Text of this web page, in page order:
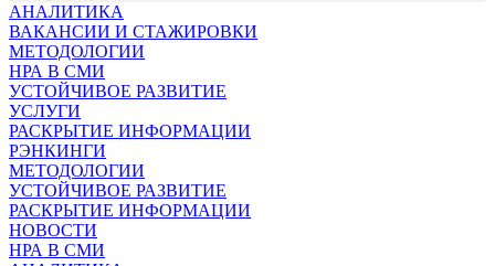
АНАЛИТИКА
ВАКАНСИИ И СТАЖИРОВКИ
МЕТОДОЛОГИИ
НРА В СМИ
УСТОЙЧИВОЕ РАЗВИТИЕ
УСЛУГИ
РАСКРЫТИЕ ИНФОРМАЦИИ
РЭНКИНГИ
МЕТОДОЛОГИИ
УСТОЙЧИВОЕ РАЗВИТИЕ
РАСКРЫТИЕ ИНФОРМАЦИИ
НОВОСТИ
НРА В СМИ